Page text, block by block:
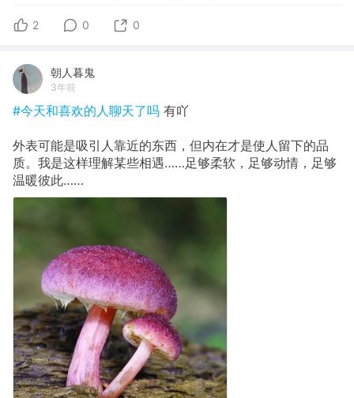
2 0 0
朝人暮鬼
3年前
#今天和喜欢的人聊天了吗 有吖
外表可能是吸引人靠近的东西，但内在才是使人留下的品
质。我是这样理解某些相遇……足够柔软，足够动情，足够
温暖彼此……